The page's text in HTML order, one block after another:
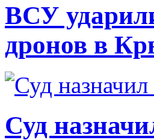
ВСУ
дронов в
Суд